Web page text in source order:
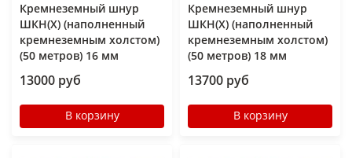
Кремнеземный шнур
ШКН(Х) (наполненный
кремнеземным холстом)
(50 метров) 16 мм
13000 руб
В корзину
Кремнеземный шнур
ШКН(Х) (наполненный
кремнеземным холстом)
(50 метров) 18 мм
13700 руб
В корзину